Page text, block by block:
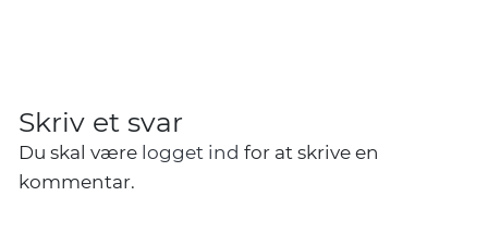
Skriv et svar
Du skal være logget ind for at skrive en
kommentar.